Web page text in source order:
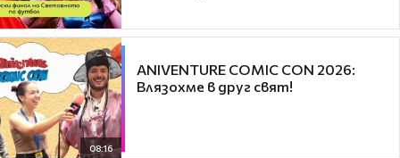
08:16
ANIVENTURE COMIC CON 2026:
Влязохме в друг свят!